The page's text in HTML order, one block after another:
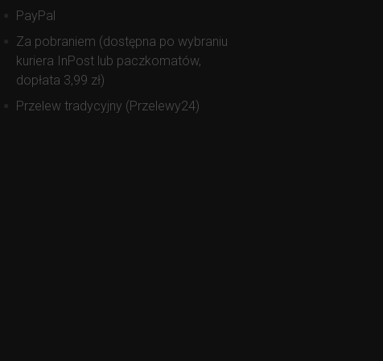
PayPal
Za pobraniem (dostępna po wybraniu
kuriera InPost lub paczkomatów,
dopłata 3,99 zł)
Przelew tradycyjny (Przelewy24)